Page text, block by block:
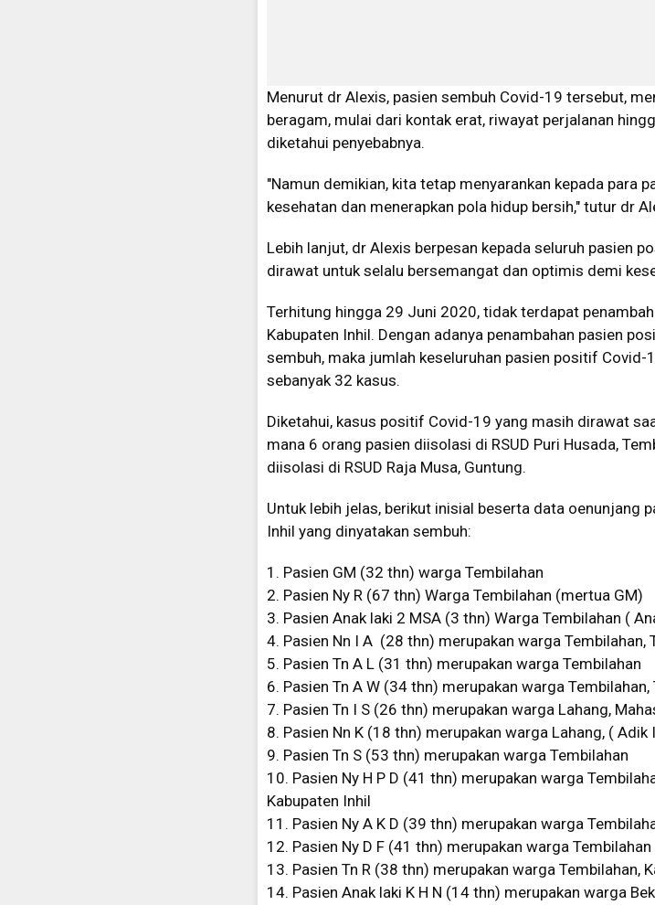
Menurut dr Alexis, pasien sembuh Covid-19 tersebut,
beragam, mulai dari kontak erat, riwayat perjalanan
diketahui penyebabnya.
"Namun demikian, kita tetap menyarankan kepada para
kesehatan dan menerapkan pola hidup bersih," tutur dr
Lebih lanjut, dr Alexis berpesan kepada seluruh pasien
dirawat untuk selalu bersemangat dan optimis demi
Terhitung hingga 29 Juni 2020, tidak terdapat
Kabupaten Inhil. Dengan adanya penambahan pasien
sembuh, maka jumlah keseluruhan pasien positif Covid-
sebanyak 32 kasus.
Diketahui, kasus positif Covid-19 yang masih dirawat
mana 6 orang pasien diisolasi di RSUD Puri Husada,
diisolasi di RSUD Raja Musa, Guntung.
Untuk lebih jelas, berikut inisial beserta data oenunjang
Inhil yang dinyatakan sembuh:
1. Pasien GM (32 thn) warga Tembilahan
2. Pasien Ny R (67 thn) Warga Tembilahan (mertua GM)
3. Pasien Anak laki 2 MSA (3 thn) Warga Tembilahan (
4. Pasien Nn I A (28 thn) merupakan warga Tembilahan,
5. Pasien Tn A L (31 thn) merupakan warga Tembilahan
6. Pasien Tn A W (34 thn) merupakan warga Tembilahan,
7. Pasien Tn I S (26 thn) merupakan warga Lahang,
8. Pasien Nn K (18 thn) merupakan warga Lahang, ( Adik
9. Pasien Tn S (53 thn) merupakan warga Tembilahan
10. Pasien Ny H P D (41 thn) merupakan warga
Kabupaten Inhil
11. Pasien Ny A K D (39 thn) merupakan warga
12. Pasien Ny D F (41 thn) merupakan warga Tembilahan
13. Pasien Tn R (38 thn) merupakan warga Tembilahan,
14. Pasien Anak laki K H N (14 thn) merupakan warga